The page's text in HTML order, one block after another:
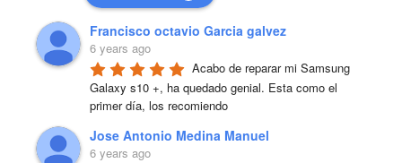
Francisco octavio Garcia galvez
6 years ago
Acabo de reparar mi Samsung
Galaxy s10 +, ha quedado genial. Esta como el
primer día, los recomiendo
Jose Antonio Medina Manuel
6 years ago